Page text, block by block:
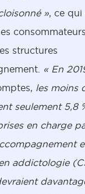
», ce
structures
« En
les moins
seulement 5,8
en charge
addictologie